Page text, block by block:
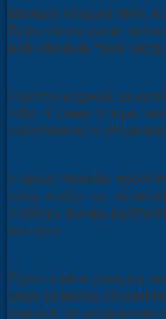
…
Милый, обидев тебя, я
Ведь наши души
…
Прости, родной, за
тебе. Я сама теперь
…
Я знаю, тяжело
хочу, чтобы ты,
любовь вновь
…
Прости мои эмоции,
зёва вулкана,